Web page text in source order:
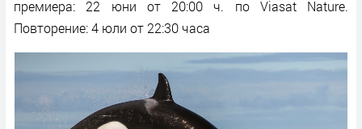
премиера: 22 юни от 20:00 ч. по Viasat Nature.
Повторение: 4 юли от 22:30 часа